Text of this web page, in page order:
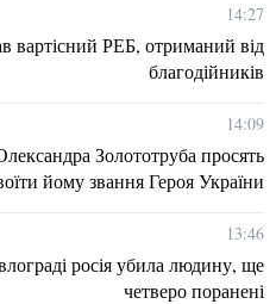
14:27
вартісний РЕБ, отриманий від
благодійників
14:09
Золототруба просять
йому звання Героя України
13:46
росія убила людину, ще
четверо поранені